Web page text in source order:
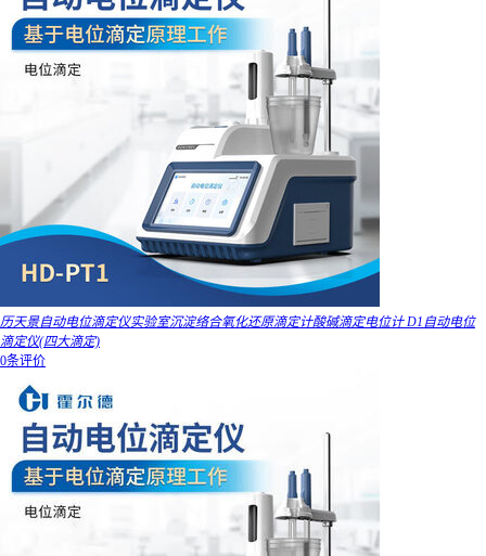
历天景自动电位滴定仪实验室沉淀络合氧化还原滴定计酸碱滴定电位计 D1自动电位
滴定仪(四大滴定)
0条评价